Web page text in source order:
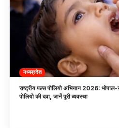
मध्यप्रदेश
राष्ट्रीय पल्स पोलियो अभियान 2026:
पोलियो की दवा, जानें पूरी व्यवस्था